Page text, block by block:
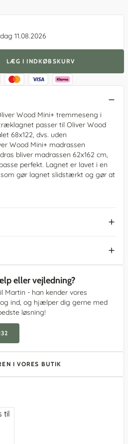
11.08.2026
LÆG I INDKØBSKURV
Wood Mini+ tremmeseng i
passer til Oliver Wood
68x122, dvs. uden
Wood Mini+ madrassen
bliver madrassen 62x162 cm,
perfekt. Lagnet er lavet i en
gør lagnet slidstærkt og gør at
eller vejledning?
Martin - han kender vores
ind, og hjælper dig gerne med
løsning!
I VORES BUTIK